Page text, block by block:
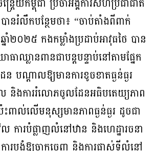
រំលឹកបន្ថែមថា៖ “ចាប់តាំងពីពាក់
២០២៥ កងកម្លាំងប្រដាប់អាវុធថៃ បាន
ធាឈ្លានពានជាបន្តបន្ទាប់នៅតាមផ្នែក
ន បណ្តាលឱ្យមានការខូចខាតធ្ងន់ធ្ងរ
ការរំលោភចូលដែនអធិបតេយ្យភាព
ាល់លើមនុស្សមានភាពធ្ងន់ធ្ងរ ដូចជា
ការបំផ្លាញលំនៅឋាន និងហេដ្ឋារចនា